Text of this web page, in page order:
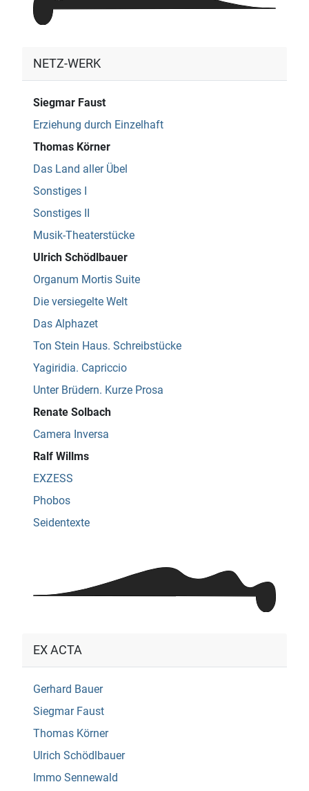
NETZ-WERK
Siegmar Faust
Erziehung durch Einzelhaft
Thomas Körner
Das Land aller Übel
Sonstiges I
Sonstiges II
Musik-Theaterstücke
Ulrich Schödlbauer
Organum Mortis Suite
Die versiegelte Welt
Das Alphazet
Ton Stein Haus. Schreibstücke
Yagiridia. Capriccio
Unter Brüdern. Kurze Prosa
Renate Solbach
Camera Inversa
Ralf Willms
EXZESS
Phobos
Seidentexte
EX ACTA
Gerhard Bauer
Siegmar Faust
Thomas Körner
Ulrich Schödlbauer
Immo Sennewald